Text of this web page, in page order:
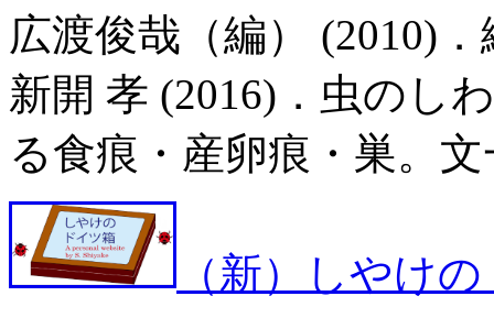
広渡俊哉（編） (2010)
新開 孝 (2016)．虫のし
る食痕・産卵痕・巣。
（新）しやけ